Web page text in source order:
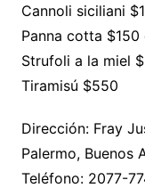
Cannoli siciliani
Panna cotta $150
Strufoli a la miel
Tiramisú $550
Dirección: Fray
Palermo, Buenos
Teléfono: 2077-